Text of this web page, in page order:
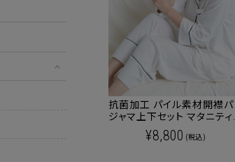
抗菌加工 パイル素材開襟パ
ジャマ上下セット マタニティ
パジャマ マタニティ 授乳対応
/産前産後兼用
¥8,800 (税込)